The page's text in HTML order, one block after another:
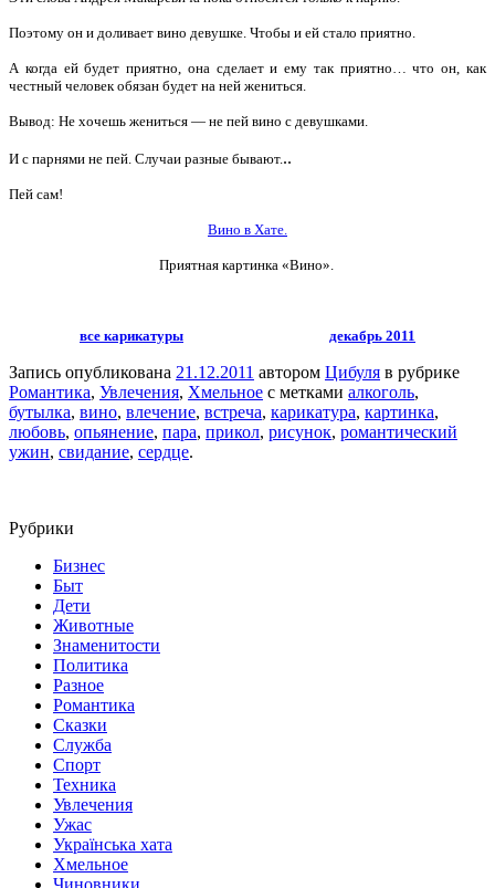
Поэтому он и доливает вино девушке. Чтобы и ей стало приятно.
А когда ей будет приятно, она сделает и ему так приятно… что он, как
честный человек обязан будет на ней жениться.
Вывод: Не хочешь жениться — не пей вино с девушками.
И с парнями не пей. Случаи разные бывают...
Пей сам!
Вино в Хате.
Приятная картинка «Вино».
все карикатуры декабрь 2011
Запись опубликована 21.12.2011 автором Цибуля в рубрике
Романтика, Увлечения, Хмельное с метками алкоголь,
бутылка, вино, влечение, встреча, карикатура, картинка,
любовь, опьянение, пара, прикол, рисунок, романтический
ужин, свидание, сердце.
Рубрики
Бизнес
Быт
Дети
Животные
Знаменитости
Политика
Разное
Романтика
Сказки
Служба
Спорт
Техника
Увлечения
Ужас
Українська хата
Хмельное